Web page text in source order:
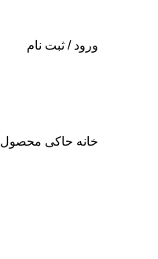
ورود / ثبت نام
خانه حاکی محصول